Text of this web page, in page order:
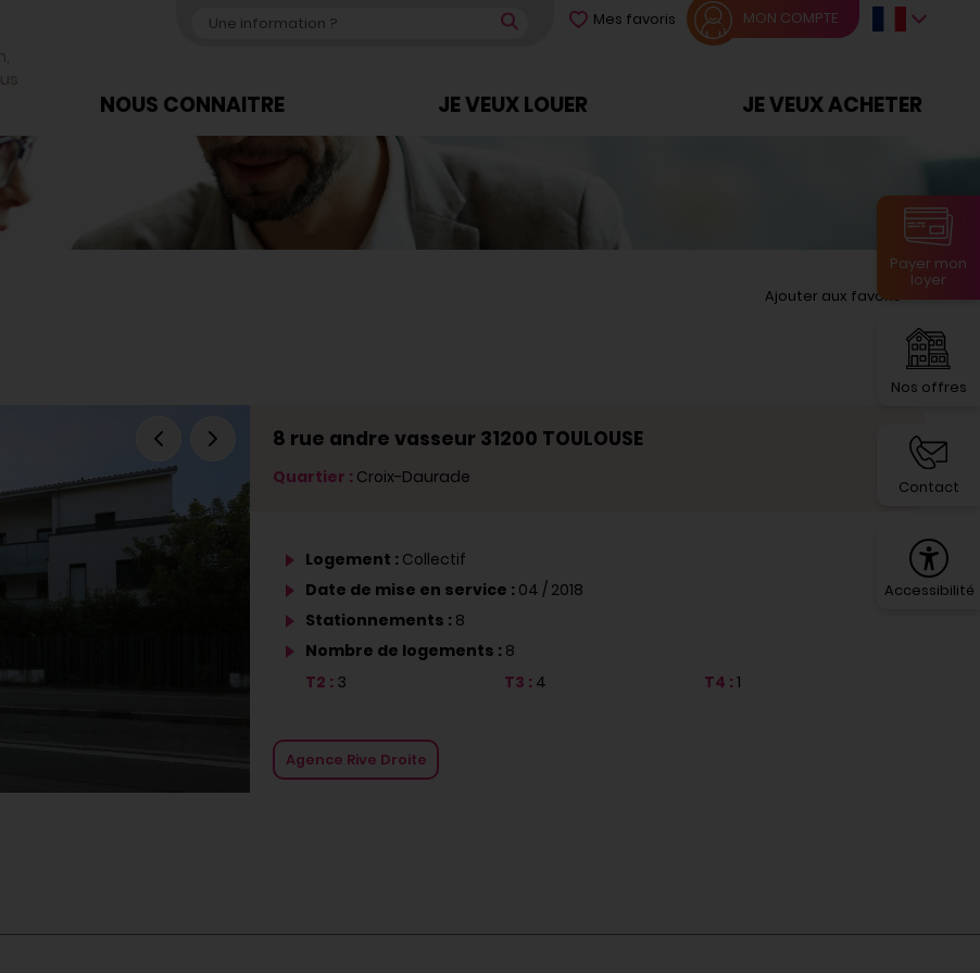
Mes favoris MON COMPTE
NOUS CONNAITRE JE VEUX LOUER JE VEUX ACHETER
Ajouter aux favoris
8 rue andre vasseur 31200 TOULOUSE
Quartier : Croix-Daurade
Logement : Collectif
Date de mise en service : 04 / 2018
Stationnements : 8
Nombre de logements : 8
T2 : 3 T3 : 4 T4 : 1
Agence Rive Droite
Payer mon
loyer
Nos offres
Contact
Accessibilité